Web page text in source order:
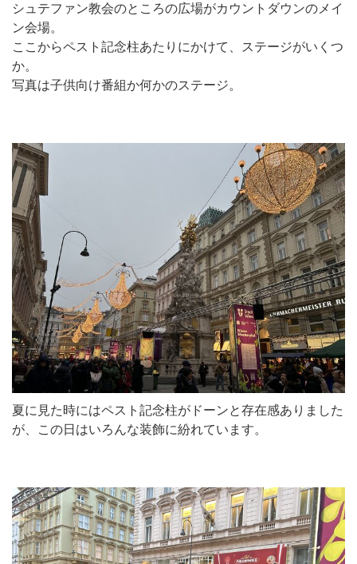
シュテファン教会のところの広場がカウントダウンのメイ
ン会場。
ここからペスト記念柱あたりにかけて、ステージがいくつ
か。
写真は子供向け番組か何かのステージ。
夏に見た時にはペスト記念柱がドーンと存在感ありました
が、この日はいろんな装飾に紛れています。